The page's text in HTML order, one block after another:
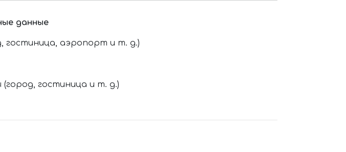
данные
гостиница, аэропорт и т. д.)
гостиница и т. д.)